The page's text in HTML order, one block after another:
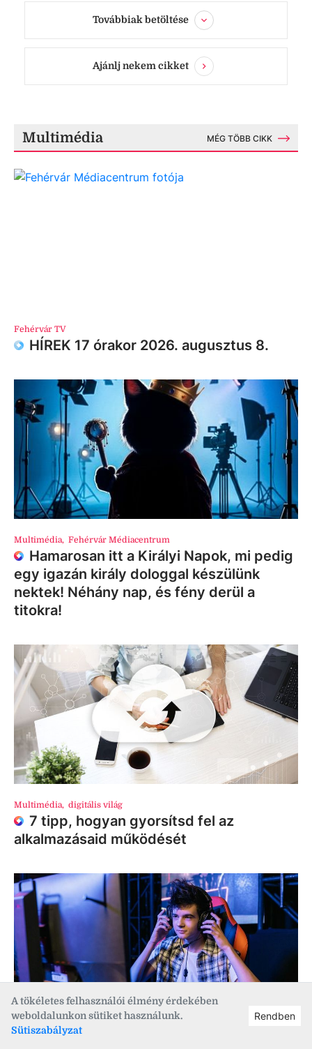
A tökéletes felhasználói élmény érdekében
weboldalunkon sütiket használunk.
Sütiszabályzat
Rendben
Továbbiak betöltése
Ajánlj nekem cikket
Multimédia MÉG TÖBB CIKK
Fehérvár TV
HÍREK 17 órakor 2026. augusztus 8.
Multimédia, Fehérvár Médiacentrum
Hamarosan itt a Királyi Napok, mi pedig
egy igazán király dologgal készülünk
nektek! Néhány nap, és fény derül a
titokra!
Multimédia, digitális világ
7 tipp, hogyan gyorsítsd fel az
alkalmazásaid működését
Multimédia, számítástechnika